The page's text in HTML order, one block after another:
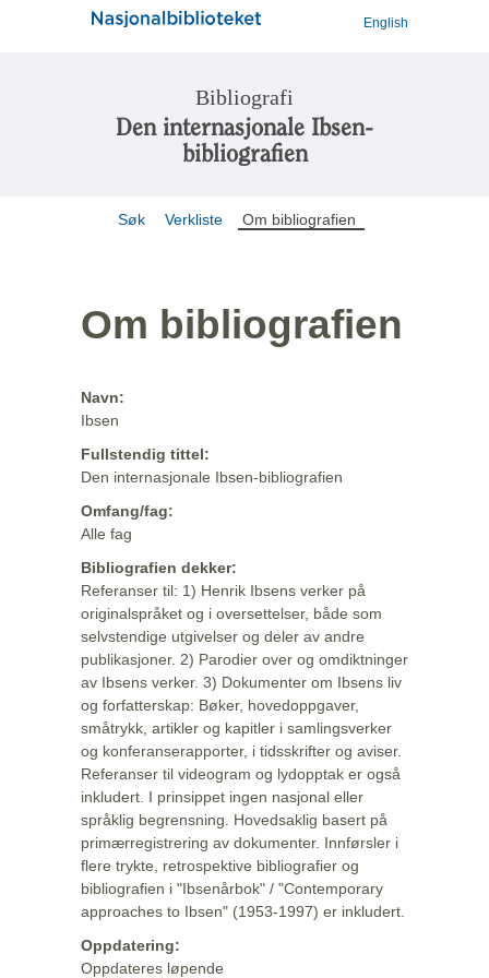
English
Bibliografi
Den internasjonale Ibsen-
bibliografien
Søk Verkliste Om bibliografien
Om bibliografien
Navn:
Ibsen
Fullstendig tittel:
Den internasjonale Ibsen-bibliografien
Omfang/fag:
Alle fag
Bibliografien dekker:
Referanser til: 1) Henrik Ibsens verker på
originalspråket og i oversettelser, både som
selvstendige utgivelser og deler av andre
publikasjoner. 2) Parodier over og omdiktninger
av Ibsens verker. 3) Dokumenter om Ibsens liv
og forfatterskap: Bøker, hovedoppgaver,
småtrykk, artikler og kapitler i samlingsverker
og konferanserapporter, i tidsskrifter og aviser.
Referanser til videogram og lydopptak er også
inkludert. I prinsippet ingen nasjonal eller
språklig begrensning. Hovedsaklig basert på
primærregistrering av dokumenter. Innførsler i
flere trykte, retrospektive bibliografier og
bibliografien i "Ibsenårbok" / "Contemporary
approaches to Ibsen" (1953-1997) er inkludert.
Oppdatering:
Oppdateres løpende